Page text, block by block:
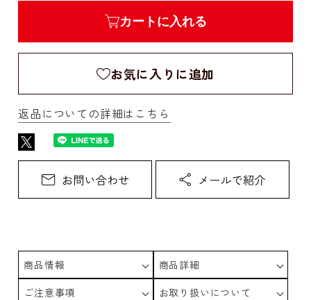
カートに入れる
お気に入りに追加
返品についての詳細はこちら
商品情報
商品詳細
ご注意事項
お取り扱いについて